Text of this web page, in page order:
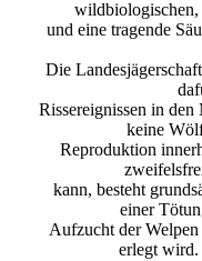
wildbiologischen,
und eine tragende
Die
Rissereignissen in
keine
Reproduktion
kann, besteht
einer
Aufzucht der
erlegt